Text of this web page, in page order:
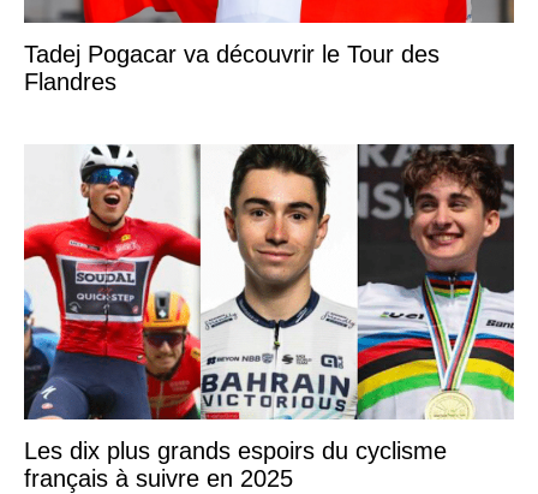
Tadej Pogacar va découvrir le Tour des
Flandres
Les dix plus grands espoirs du cyclisme
français à suivre en 2025